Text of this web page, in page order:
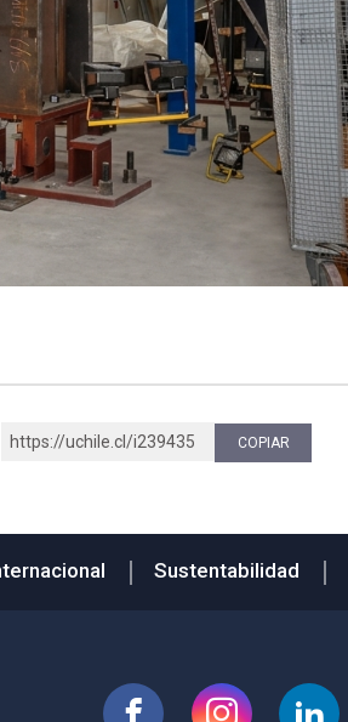
https://uchile.cl/i239435 COPIAR
Sustentabilidad